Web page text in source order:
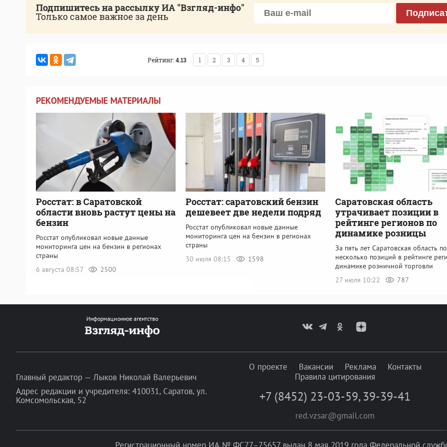
Подпишитесь на рассылку ИА "Взгляд-инфо"
Только самое важное за день
Рейтинг:4.13 1 2 3 4 5
РЕКОМЕНДУЕМЫЕ МАТЕРИАЛЫ
Росстат: в Саратовской
области вновь растут цены на
бензин
Росстат опубликовал новые данные
мониторинга цен на бензин в регионах
страны
6 августа 08:57
2500
Росстат: саратовский бензин
дешевеет две недели подряд
Росстат опубликовал новые данные
мониторинга цен на бензин в регионах
страны
30 июля 08:15
1598
Саратовская область
утрачивает позиции в
рейтинге регионов по
динамике розницы
За пять лет Саратовская область
несколько позиций в рейтинге
динамике розничной торговли
27 июля 10:22
787
Информационное агентство
Главный редактор — Лыков Николай Валерьевич
Адрес редакции и учредителя: 410031, Саратов, ул.
Комсомольская, 52
О проекте Вакансии Реклама
Контакты
Правила цитирования
+7 (8452) 23-03-59, 39-39-41
red.vzsar@gmail.com